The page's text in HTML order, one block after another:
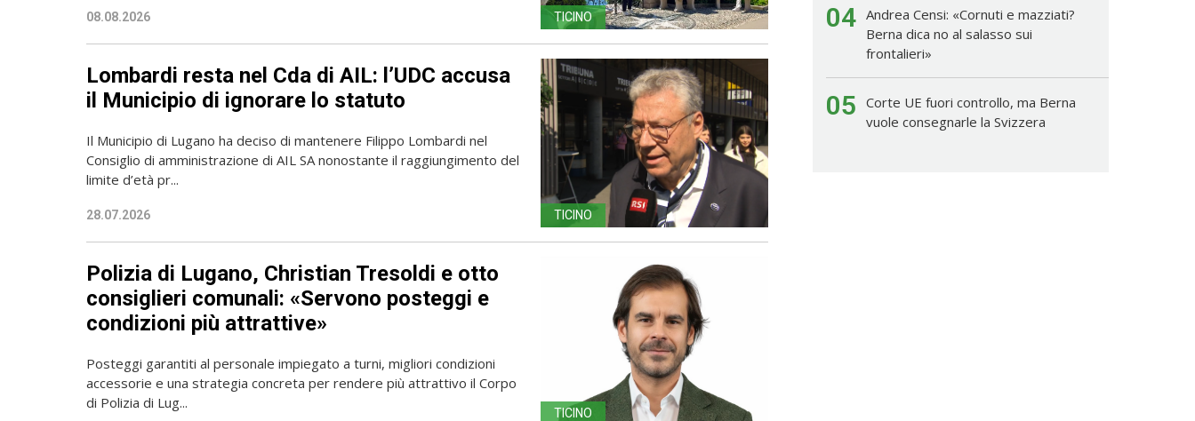
08.08.2026 TICINO
Lombardi resta nel Cda di AIL: l’UDC accusa
il Municipio di ignorare lo statuto
Il Municipio di Lugano ha deciso di mantenere Filippo Lombardi nel
Consiglio di amministrazione di AIL SA nonostante il raggiungimento del
limite d’età pr...
28.07.2026 TICINO
Polizia di Lugano, Christian Tresoldi e otto
consiglieri comunali: «Servono posteggi e
condizioni più attrattive»
Posteggi garantiti al personale impiegato a turni, migliori condizioni
accessorie e una strategia concreta per rendere più attrattivo il Corpo
di Polizia di Lug...
TICINO
04 Andrea Censi: «Cornuti e mazziati?
Berna dica no al salasso sui
frontalieri»
05 Corte UE fuori controllo, ma Berna
vuole consegnarle la Svizzera